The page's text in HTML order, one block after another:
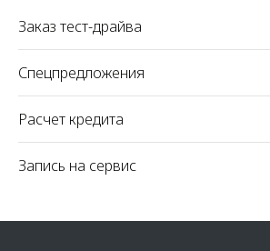
Заказ тест-драйва
Спецпредложения
Расчет кредита
Запись на сервис